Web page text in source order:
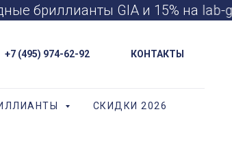
бриллианты GIA и 15% на
+7 (495) 974-62-92 КОНТАКТЫ
СКИДКИ 2026